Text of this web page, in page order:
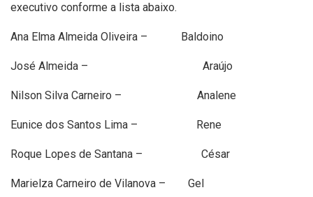
executivo conforme a lista abaixo.
Ana Elma Almeida Oliveira – Baldoino
José Almeida – Araújo
Nilson Silva Carneiro – Analene
Eunice dos Santos Lima – Rene
Roque Lopes de Santana – César
Marielza Carneiro de Vilanova – Gel